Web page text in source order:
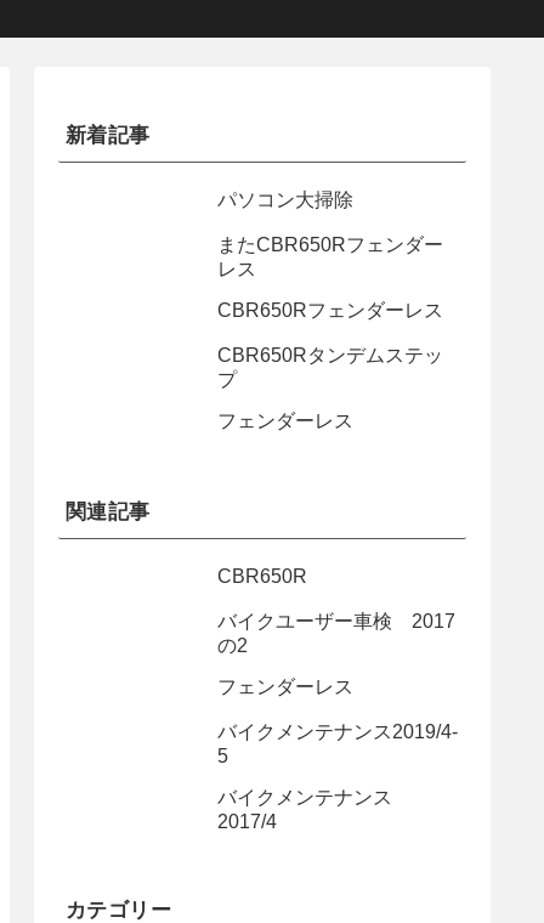
新着記事
パソコン大掃除
またCBR650Rフェンダー
レス
CBR650Rフェンダーレス
CBR650Rタンデムステッ
プ
フェンダーレス
関連記事
CBR650R
バイクユーザー車検 2017
の2
フェンダーレス
バイクメンテナンス2019/4-
5
バイクメンテナンス
2017/4
カテゴリー